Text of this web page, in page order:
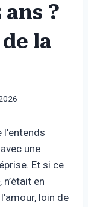
?
la
une
Et si ce
, n’était en
loin de